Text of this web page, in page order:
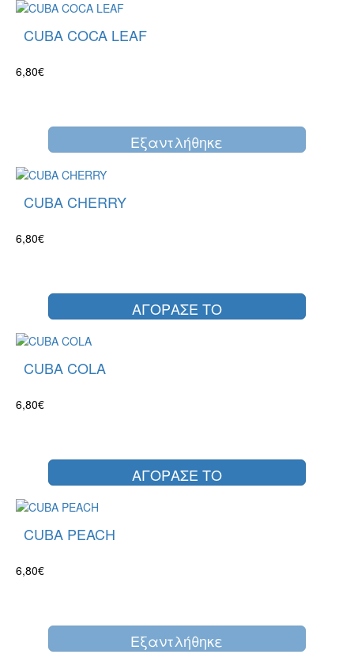
CUBA COCA LEAF
6,80€
Eξαντλήθηκε
CUBA CHERRY
6,80€
ΑΓΟΡΑΣΕ ΤΟ
CUBA COLA
6,80€
ΑΓΟΡΑΣΕ ΤΟ
CUBA PEACH
6,80€
Eξαντλήθηκε